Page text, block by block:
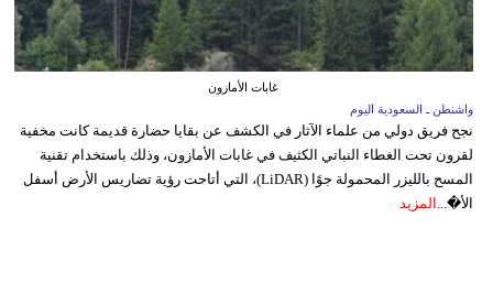
غابات الأمازون
واشنطن ـ السعودية اليوم
نجح فريق دولي من علماء الآثار في الكشف عن بقايا حضارة قديمة كانت مخفية
لقرون تحت الغطاء النباتي الكثيف في غابات الأمازون، وذلك باستخدام تقنية
المسح بالليزر المحمولة جوًا (LiDAR)، التي أتاحت رؤية تضاريس الأرض أسفل
الأ�... المزيد